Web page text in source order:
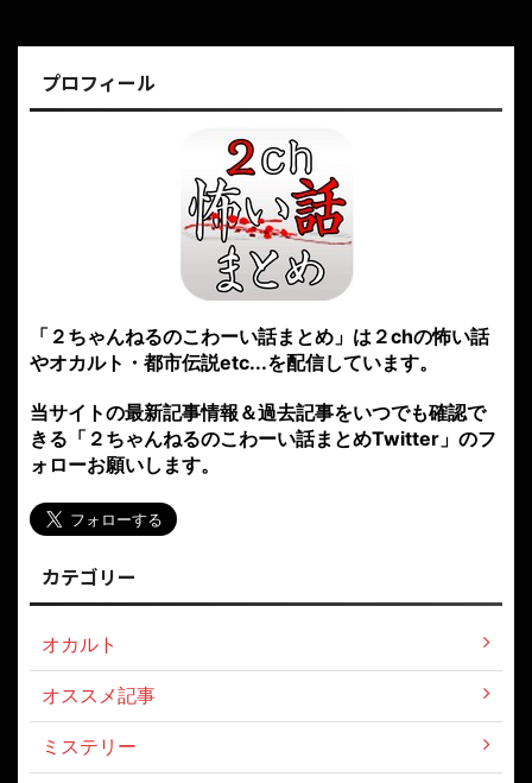
プロフィール
「２ちゃんねるのこわーい話まとめ」は２chの怖い話
やオカルト・都市伝説etc...を配信しています。
当サイトの最新記事情報＆過去記事をいつでも確認で
きる「２ちゃんねるのこわーい話まとめTwitter」のフ
ォローお願いします。
カテゴリー
オカルト
オススメ記事
ミステリー